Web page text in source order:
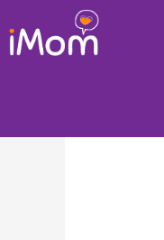
para